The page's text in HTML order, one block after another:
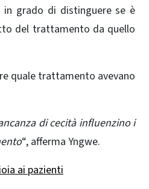
in grado di distinguere se è
del trattamento da quello
quale trattamento avevano
di cecità influenzino i
“, afferma Yngwe.
ai pazienti